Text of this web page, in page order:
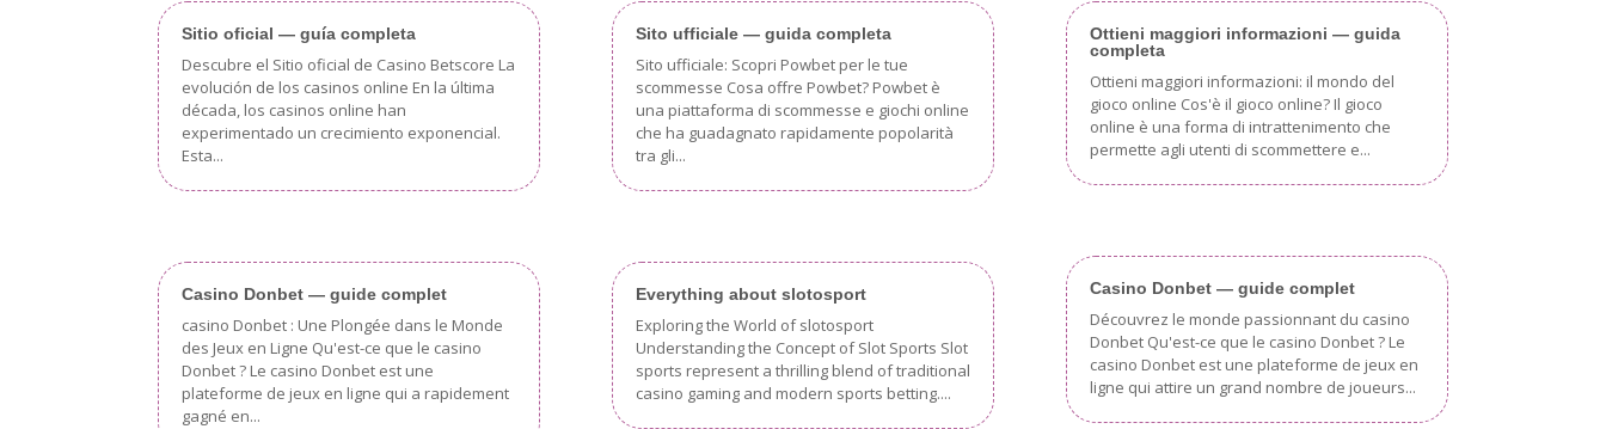
Sitio oficial — guía completa
Descubre el Sitio oficial de Casino Betscore La
evolución de los casinos online En la última
década, los casinos online han
experimentado un crecimiento exponencial.
Esta...
Casino Donbet — guide complet
casino Donbet : Une Plongée dans le Monde
des Jeux en Ligne Qu'est-ce que le casino
Donbet ? Le casino Donbet est une
plateforme de jeux en ligne qui a rapidement
gagné en...
Sito ufficiale — guida completa
Sito ufficiale: Scopri Powbet per le tue
scommesse Cosa offre Powbet? Powbet è
una piattaforma di scommesse e giochi online
che ha guadagnato rapidamente popolarità
tra gli...
Everything about slotosport
Exploring the World of slotosport
Understanding the Concept of Slot Sports Slot
sports represent a thrilling blend of traditional
casino gaming and modern sports betting....
Ottieni maggiori informazioni — guida
completa
Ottieni maggiori informazioni: il mondo del
gioco online Cos'è il gioco online? Il gioco
online è una forma di intrattenimento che
permette agli utenti di scommettere e...
Casino Donbet — guide complet
Découvrez le monde passionnant du casino
Donbet Qu'est-ce que le casino Donbet ? Le
casino Donbet est une plateforme de jeux en
ligne qui attire un grand nombre de joueurs...